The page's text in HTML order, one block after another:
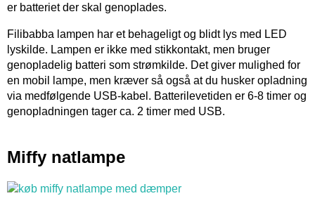
er batteriet der skal genoplades.
Filibabba lampen har et behageligt og blidt lys med LED
lyskilde. Lampen er ikke med stikkontakt, men bruger
genopladelig batteri som strømkilde. Det giver mulighed for
en mobil lampe, men kræver så også at du husker opladning
via medfølgende USB-kabel. Batterilevetiden er 6-8 timer og
genopladningen tager ca. 2 timer med USB.
Miffy natlampe